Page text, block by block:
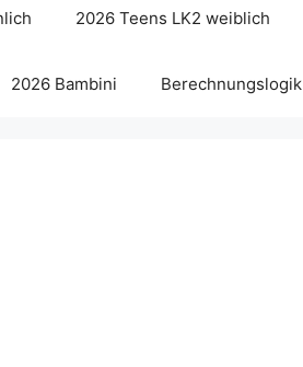
2026 Teens LK2 weiblich
2026 Bambini Berechnungslogik